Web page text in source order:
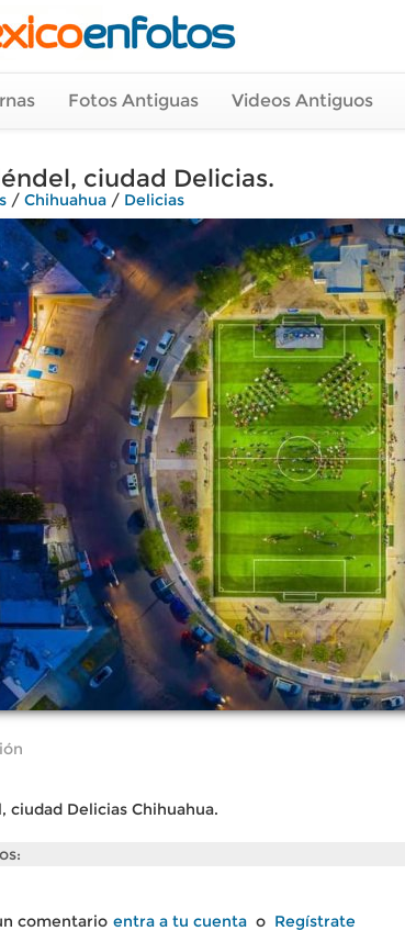
Fotos Antiguas Videos Antiguos
ciudad Delicias.
/ Chihuahua / Delicias
ciudad Delicias Chihuahua.
comentario entra a tu cuenta o Regístrate